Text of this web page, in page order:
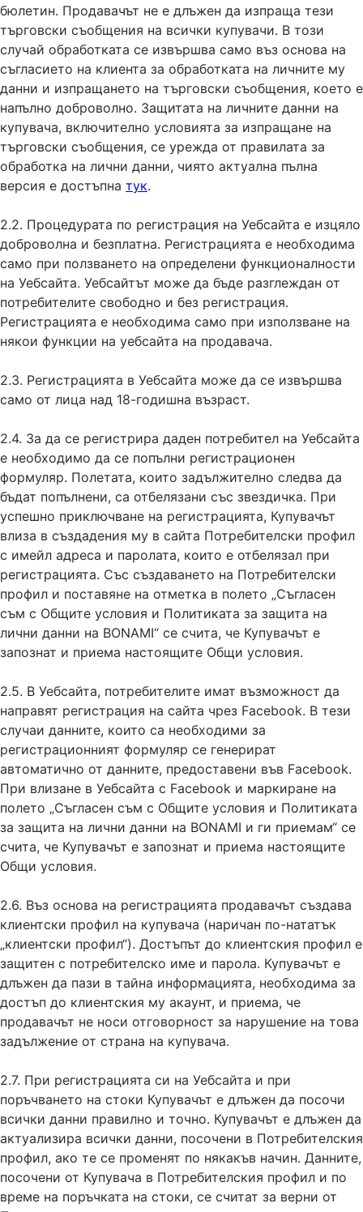
бюлетин. Продавачът не е длъжен да изпраща тези
търговски съобщения на всички купувачи. В този
случай обработката се извършва само въз основа на
съгласието на клиента за обработката на личните му
данни и изпращането на търговски съобщения, което е
напълно доброволно. Защитата на личните данни на
купувача, включително условията за изпращане на
търговски съобщения, се урежда от правилата за
обработка на лични данни, чиято актуална пълна
версия е достъпна тук.
2.2. Процедурата по регистрация на Уебсайта е изцяло
доброволна и безплатна. Регистрацията е необходима
само при ползването на определени функционалности
на Уебсайта. Уебсайтът може да бъде разглеждан от
потребителите свободно и без регистрация.
Регистрацията е необходима само при използване на
някои функции на уебсайта на продавача.
2.3. Регистрацията в Уебсайта може да се извършва
само от лица над 18-годишна възраст.
2.4. За да се регистрира даден потребител на Уебсайта
е необходимо да се попълни регистрационен
формуляр. Полетата, които задължително следва да
бъдат попълнени, са отбелязани със звездичка. При
успешно приключване на регистрацията, Купувачът
влиза в създадения му в сайта Потребителски профил
с имейл адреса и паролата, които е отбелязал при
регистрацията. Със създаването на Потребителски
профил и поставяне на отметка в полето „Съгласен
съм с Общите условия и Политиката за защита на
лични данни на BONAMI“ се счита, че Купувачът е
запознат и приема настоящите Общи условия.
2.5. В Уебсайта, потребителите имат възможност да
направят регистрация на сайта чрез Facebook. В тези
случаи данните, които са необходими за
регистрационният формуляр се генерират
автоматично от данните, предоставени във Facebook.
При влизане в Уебсайта с Facebook и маркиране на
полето „Съгласен съм с Общите условия и Политиката
за защита на лични данни на BONAMI и ги приемам“ се
счита, че Купувачът е запознат и приема настоящите
Общи условия.
2.6. Въз основа на регистрацията продавачът създава
клиентски профил на купувача (наричан по-нататък
„клиентски профил“). Достъпът до клиентския профил е
защитен с потребителско име и парола. Купувачът е
длъжен да пази в тайна информацията, необходима за
достъп до клиентския му акаунт, и приема, че
продавачът не носи отговорност за нарушение на това
задължение от страна на купувача.
2.7. При регистрацията си на Уебсайта и при
поръчването на стоки Купувачът е длъжен да посочи
всички данни правилно и точно. Купувачът е длъжен да
актуализира всички данни, посочени в Потребителския
профил, ако те се променят по някакъв начин. Данните,
посочени от Купувача в Потребителския профил и по
време на поръчката на стоки, се считат за верни от